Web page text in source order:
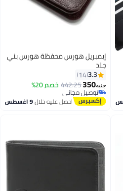
إيمبريل هورس محفظة هورس بني
جلد
3.3
14
جنيه350
442.25خصم 20%
توصيل مجاني
توصيل مجانياحصل عليه خلال9 اغسطس